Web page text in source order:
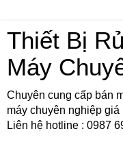
Thiết Bị
Máy
Chuyên cung cấp bán
máy chuyên nghiệp
Liên hệ hotline : 0987